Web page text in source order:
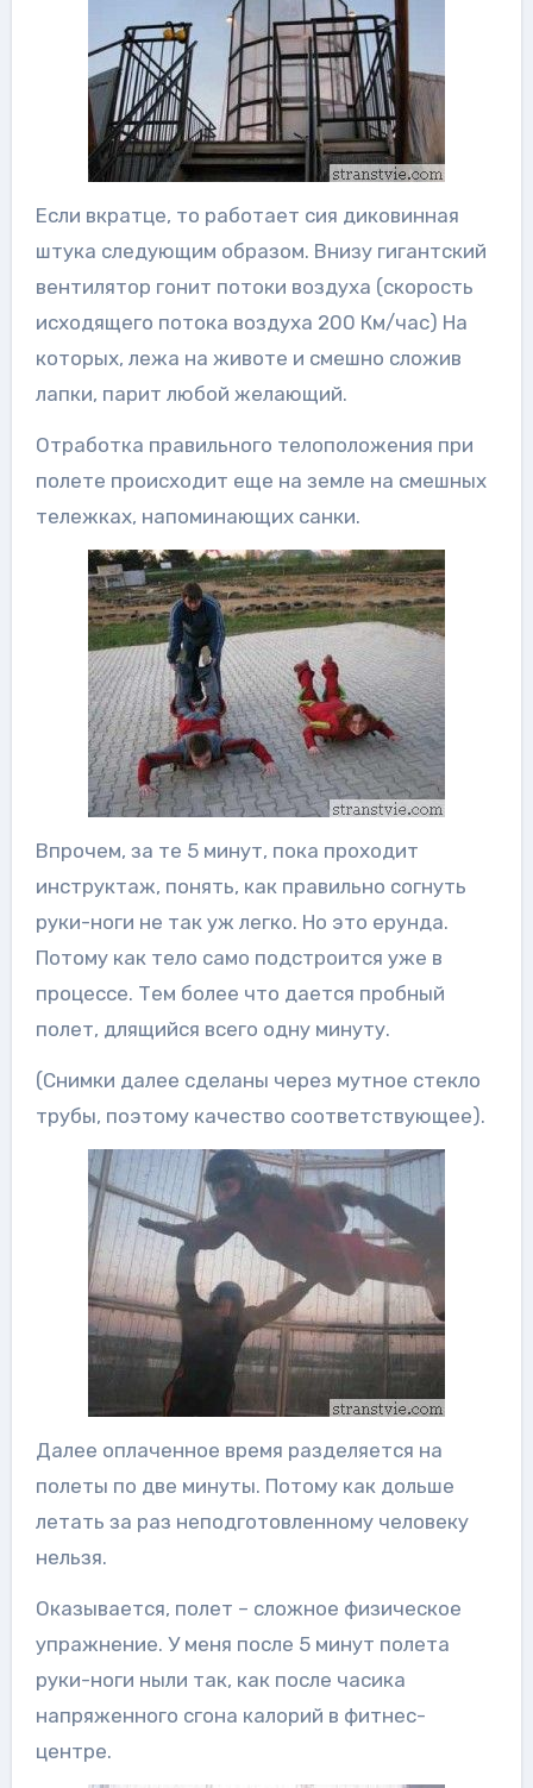
Если вкратце, то работает сия диковинная
штука следующим образом. Внизу гигантский
вентилятор гонит потоки воздуха (скорость
исходящего потока воздуха 200 Км/час) На
которых, лежа на животе и смешно сложив
лапки, парит любой желающий.
Отработка правильного телоположения при
полете происходит еще на земле на смешных
тележках, напоминающих санки.
Впрочем, за те 5 минут, пока проходит
инструктаж, понять, как правильно согнуть
руки-ноги не так уж легко. Но это ерунда.
Потому как тело само подстроится уже в
процессе. Тем более что дается пробный
полет, длящийся всего одну минуту.
(Снимки далее сделаны через мутное стекло
трубы, поэтому качество соответствующее).
Далее оплаченное время разделяется на
полеты по две минуты. Потому как дольше
летать за раз неподготовленному человеку
нельзя.
Оказывается, полет – сложное физическое
упражнение. У меня после 5 минут полета
руки-ноги ныли так, как после часика
напряженного сгона калорий в фитнес-
центре.